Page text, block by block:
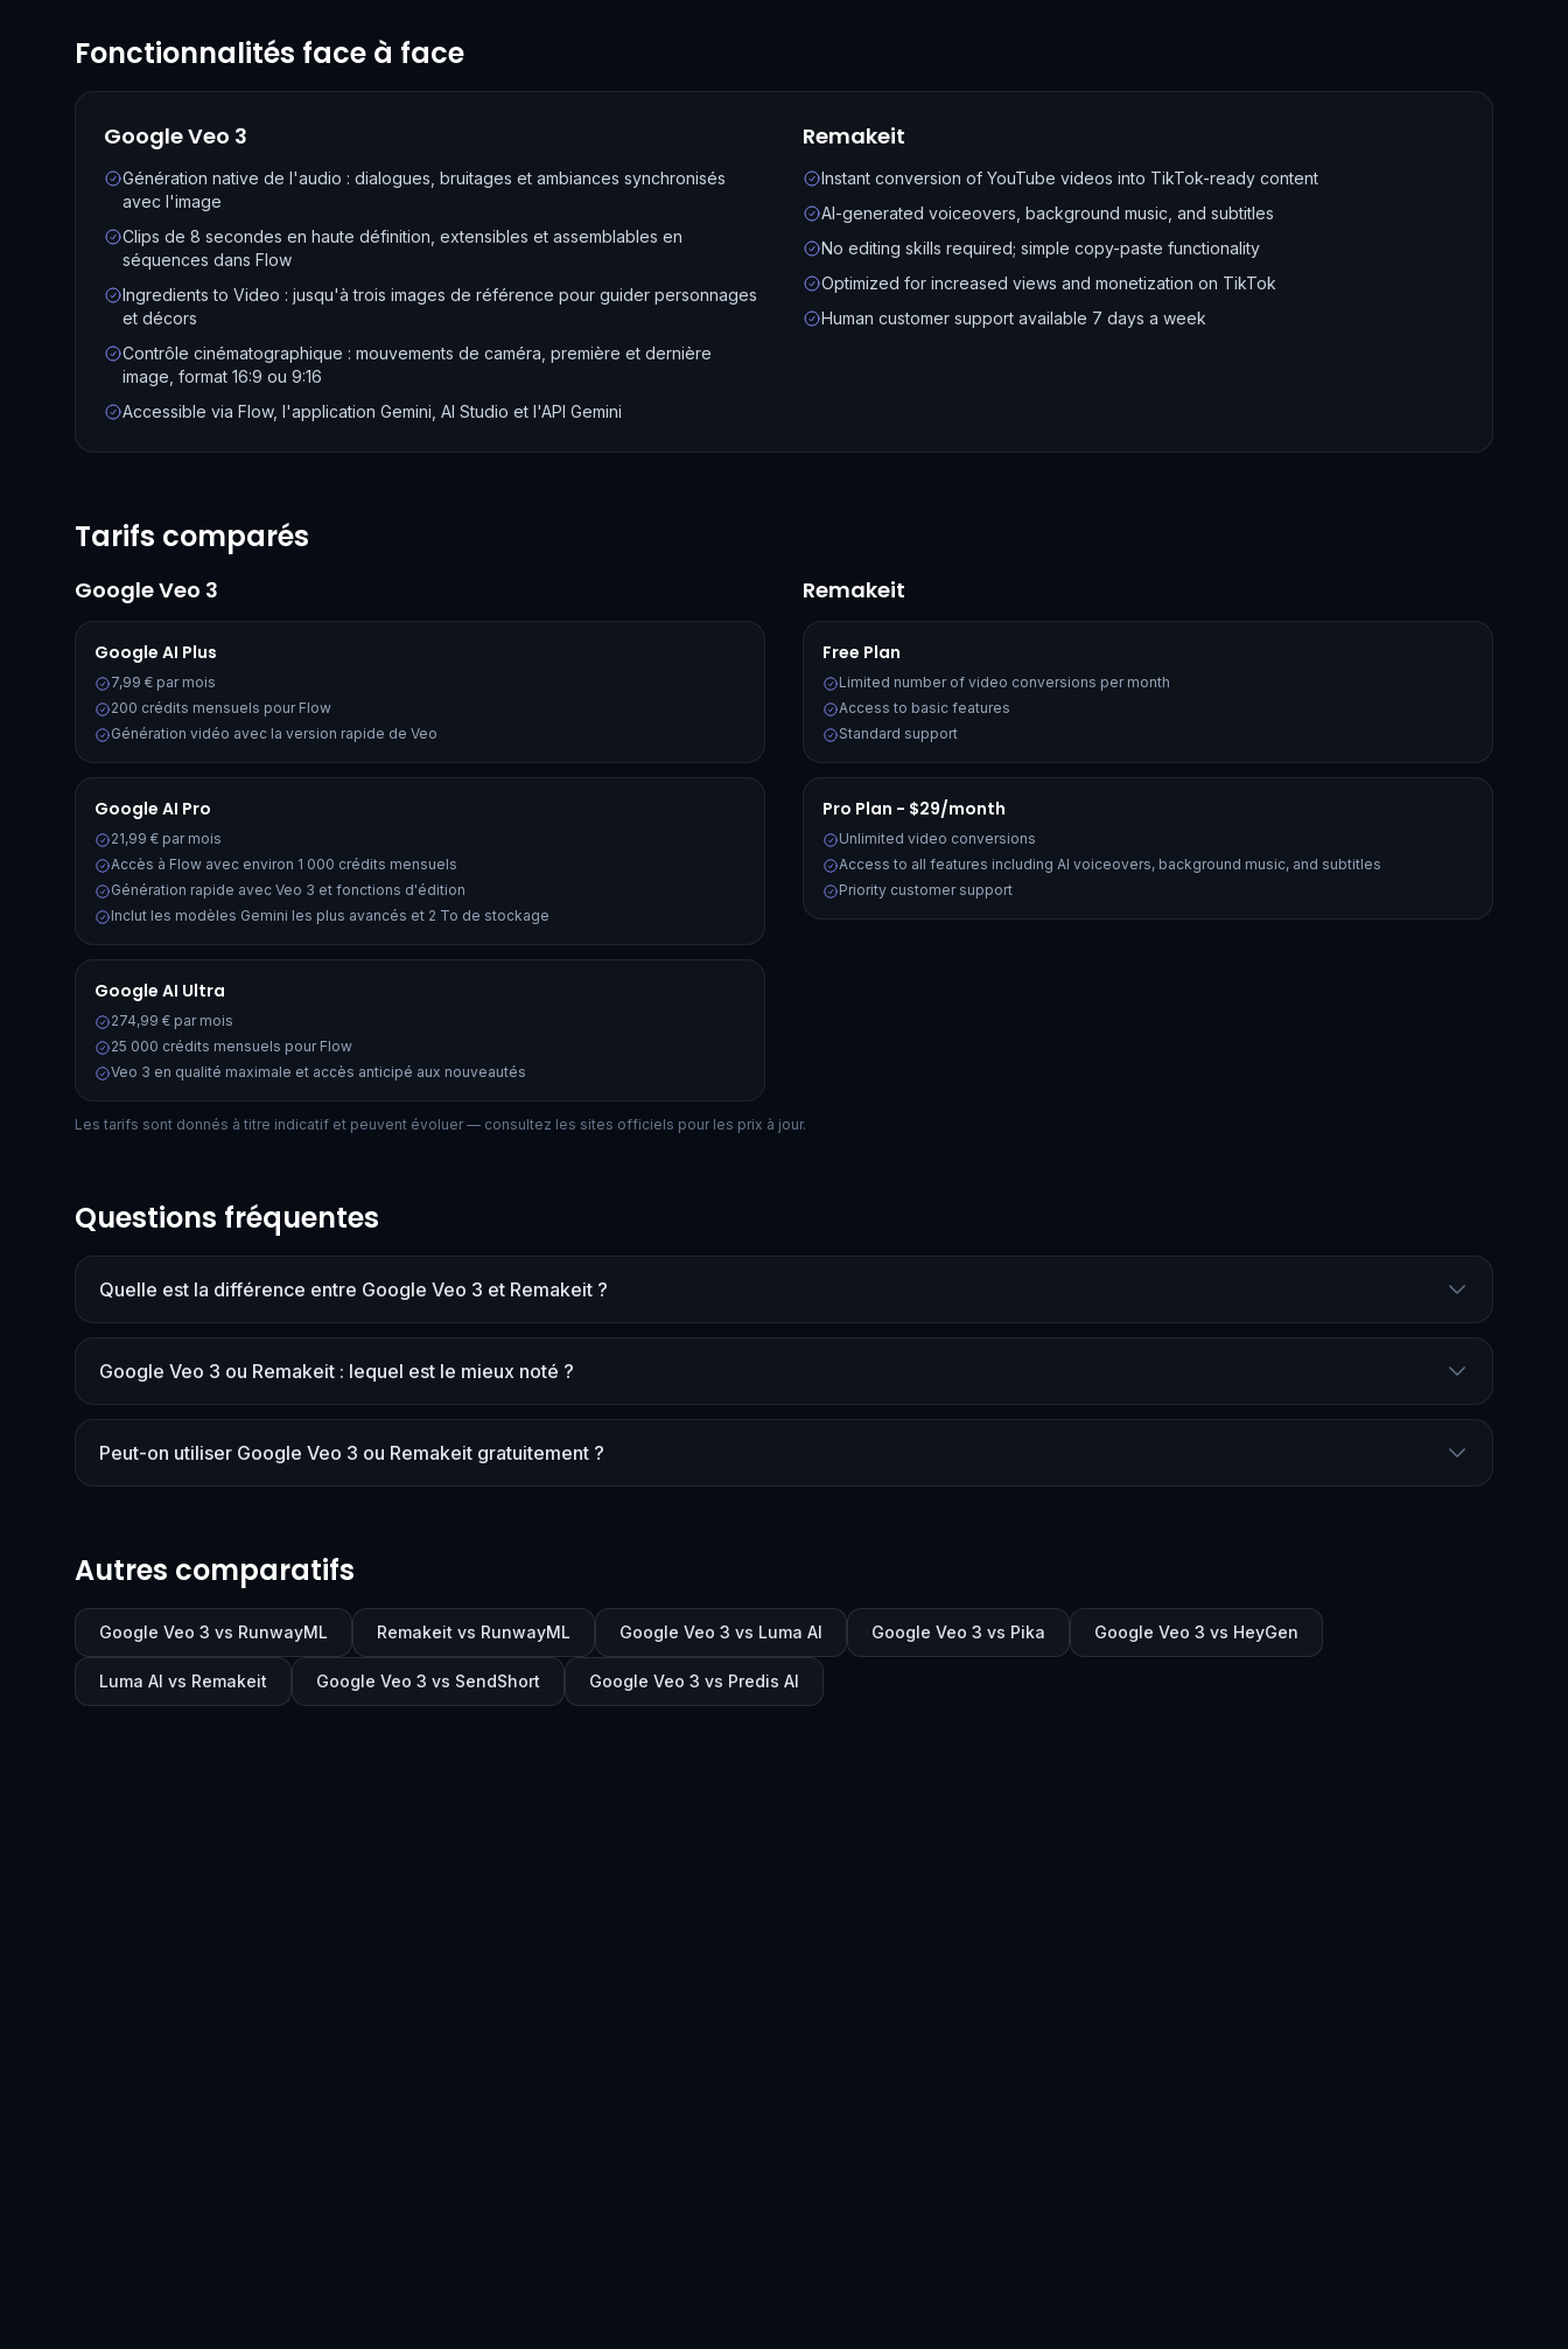
Fonctionnalités face à face
Google Veo 3
Génération native de l'audio : dialogues, bruitages et ambiances synchronisés
avec l'image
Clips de 8 secondes en haute définition, extensibles et assemblables en
séquences dans Flow
Ingredients to Video : jusqu'à trois images de référence pour guider personnages
et décors
Contrôle cinématographique : mouvements de caméra, première et dernière
image, format 16:9 ou 9:16
Accessible via Flow, l'application Gemini, AI Studio et l'API Gemini
Remakeit
Instant conversion of YouTube videos into TikTok-ready content
AI-generated voiceovers, background music, and subtitles
No editing skills required; simple copy-paste functionality
Optimized for increased views and monetization on TikTok
Human customer support available 7 days a week
Tarifs comparés
Google Veo 3
Google AI Plus
7,99 € par mois
200 crédits mensuels pour Flow
Génération vidéo avec la version rapide de Veo
Google AI Pro
21,99 € par mois
Accès à Flow avec environ 1 000 crédits mensuels
Génération rapide avec Veo 3 et fonctions d'édition
Inclut les modèles Gemini les plus avancés et 2 To de stockage
Google AI Ultra
274,99 € par mois
25 000 crédits mensuels pour Flow
Veo 3 en qualité maximale et accès anticipé aux nouveautés
Remakeit
Free Plan
Limited number of video conversions per month
Access to basic features
Standard support
Pro Plan - $29/month
Unlimited video conversions
Access to all features including AI voiceovers, background music, and subtitles
Priority customer support
Les tarifs sont donnés à titre indicatif et peuvent évoluer — consultez les sites officiels pour les prix à jour.
Questions fréquentes
Quelle est la différence entre Google Veo 3 et Remakeit ?
Google Veo 3 ou Remakeit : lequel est le mieux noté ?
Peut-on utiliser Google Veo 3 ou Remakeit gratuitement ?
Autres comparatifs
Google Veo 3 vs RunwayML Remakeit vs RunwayML Google Veo 3 vs Luma AI Google Veo 3 vs Pika Google Veo 3 vs HeyGen
Luma AI vs Remakeit Google Veo 3 vs SendShort Google Veo 3 vs Predis AI